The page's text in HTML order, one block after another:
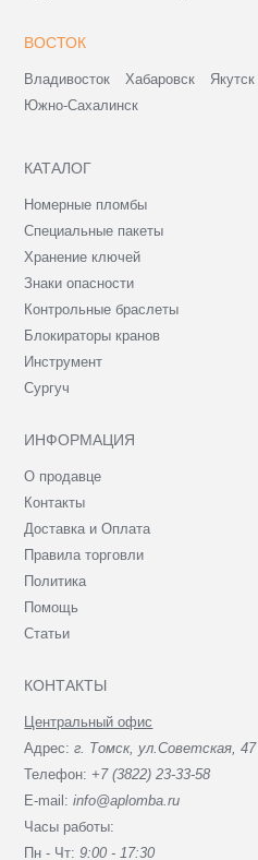
ВОСТОК
Владивосток Хабаровск Якутск
Южно-Сахалинск
КАТАЛОГ
Номерные пломбы
Специальные пакеты
Хранение ключей
Знаки опасности
Контрольные браслеты
Блокираторы кранов
Инструмент
Сургуч
ИНФОРМАЦИЯ
О продавце
Контакты
Доставка и Оплата
Правила торговли
Политика
Помощь
Статьи
КОНТАКТЫ
Центральный офис
Адрес:г. Томск, ул.Советская, 47
Телефон: +7 (3822) 23-33-58
E-mail:info@aplomba.ru
Часы работы:
Пн - Чт:9:00 - 17:30